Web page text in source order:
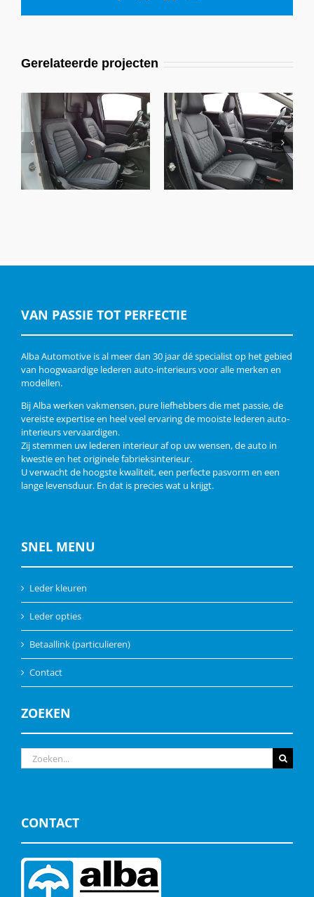
Gerelateerde projecten
Nissan Townstar,
Alba eco-leather®
zwart
Nissan X-Trail, Alba
Nappa Leder Zwart
VAN PASSIE TOT PERFECTIE
Alba Automotive is al meer dan 30 jaar dé specialist op het gebied
van hoogwaardige lederen auto-interieurs voor alle merken en
modellen.
Bij Alba werken vakmensen, pure liefhebbers die met passie, de
vereiste expertise en heel veel ervaring de mooiste lederen auto-
interieurs vervaardigen.
Zij stemmen uw lederen interieur af op uw wensen, de auto in
kwestie en het originele fabrieksinterieur.
U verwacht de hoogste kwaliteit, een perfecte pasvorm en een
lange levensduur. En dat is precies wat u krijgt.
SNEL MENU
Leder kleuren
Leder opties
Betaallink (particulieren)
Contact
ZOEKEN
Zoeken
naar:
CONTACT